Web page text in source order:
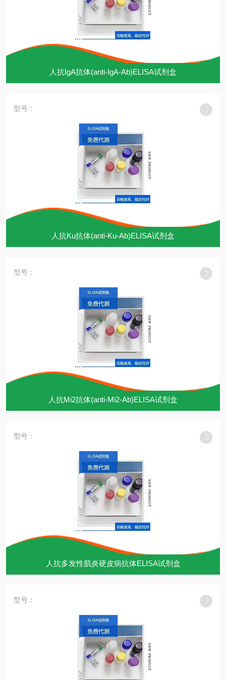
人抗IgA抗体(anti-IgA-Ab)ELISA试剂盒
型号：
人抗Ku抗体(anti-Ku-Ab)ELISA试剂盒
型号：
人抗Mi2抗体(anti-Mi2-Ab)ELISA试剂盒
型号：
人抗多发性肌炎硬皮病抗体ELISA试剂盒
型号：